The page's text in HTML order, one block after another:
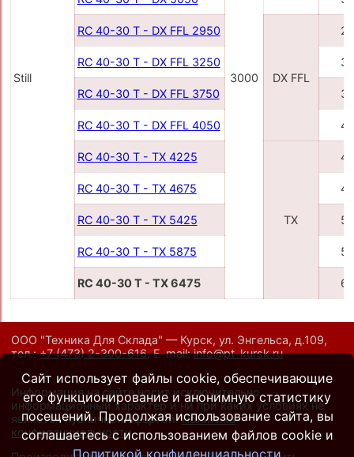
Still 3000
RC 40-30 T - DX FFL 2950
DX FFL
RC 40-30 T - DX FFL 3250
RC 40-30 T - DX FFL 3750
RC 40-30 T - DX FFL 4050
RC 40-30 T - TX 4225
TX
RC 40-30 T - TX 4675
RC 40-30 T - TX 5425
RC 40-30 T - TX 5875
RC 40-30 T - TX 6475
ООО "Техника Для Склада" — Курск, ул. Энгельса, д.109,
тел.:+7 (473) 2-300-616,E-mail:info@pt-kursk.ru
Информация на сайте носит исключительно
информационный характер и ни при каких условиях не
является публичной офертой.Политика
конфиденциальности.
Сайт использует файлы cookie, обеспечивающие
его функционирование и анонимную статистику
посещений. Продолжая использование сайта, вы
соглашаетесь с использованием файлов cookie и
Политикой конфиденциальности